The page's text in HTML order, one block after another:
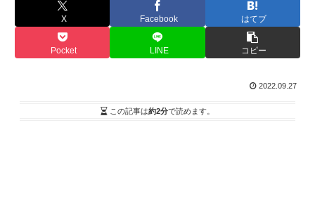
X Facebook はてブ
Pocket LINE コピー
2022.09.27
この記事は約2分で読めます。